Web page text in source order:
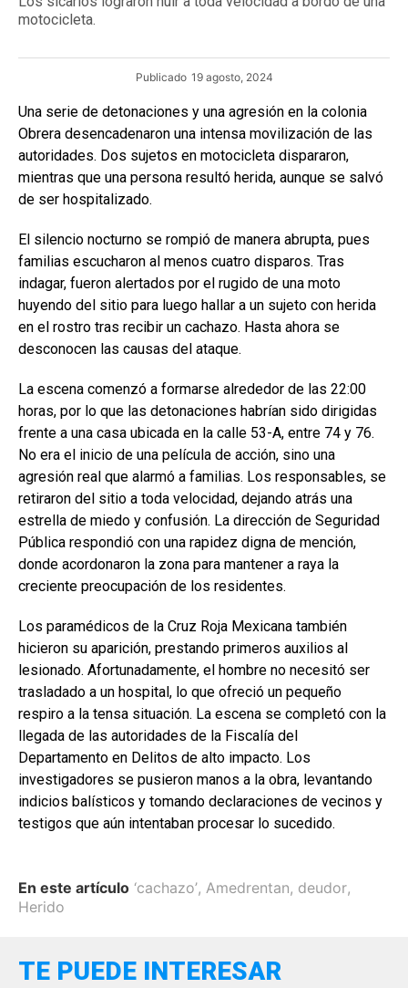
motocicleta.
Publicado 19 agosto, 2024
Una serie de detonaciones y una agresión en la colonia
Obrera desencadenaron una intensa movilización de las
autoridades. Dos sujetos en motocicleta dispararon,
mientras que una persona resultó herida, aunque se salvó
de ser hospitalizado.
El silencio nocturno se rompió de manera abrupta, pues
familias escucharon al menos cuatro disparos. Tras
indagar, fueron alertados por el rugido de una moto
huyendo del sitio para luego hallar a un sujeto con herida
en el rostro tras recibir un cachazo. Hasta ahora se
desconocen las causas del ataque.
La escena comenzó a formarse alrededor de las 22:00
horas, por lo que las detonaciones habrían sido dirigidas
frente a una casa ubicada en la calle 53-A, entre 74 y 76.
No era el inicio de una película de acción, sino una
agresión real que alarmó a familias. Los responsables, se
retiraron del sitio a toda velocidad, dejando atrás una
estrella de miedo y confusión. La dirección de Seguridad
Pública respondió con una rapidez digna de mención,
donde acordonaron la zona para mantener a raya la
creciente preocupación de los residentes.
Los paramédicos de la Cruz Roja Mexicana también
hicieron su aparición, prestando primeros auxilios al
lesionado. Afortunadamente, el hombre no necesitó ser
trasladado a un hospital, lo que ofreció un pequeño
respiro a la tensa situación. La escena se completó con la
llegada de las autoridades de la Fiscalía del
Departamento en Delitos de alto impacto. Los
investigadores se pusieron manos a la obra, levantando
indicios balísticos y tomando declaraciones de vecinos y
testigos que aún intentaban procesar lo sucedido.
En este artículo ‘cachazo’, Amedrentan, deudor,
Herido
TE PUEDE INTERESAR